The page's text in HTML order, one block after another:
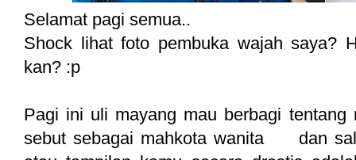
Selamat pagi semua..
Shock lihat foto pembuka wajah saya?
kan? :p
Pagi ini uli mayang mau berbagi
sebut sebagai mahkota wanita dan